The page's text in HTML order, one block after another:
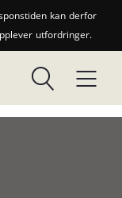
kan derfor
utfordringer.